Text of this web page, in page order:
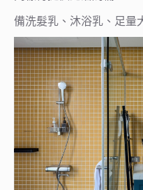
備洗髮乳、沐浴乳、足量